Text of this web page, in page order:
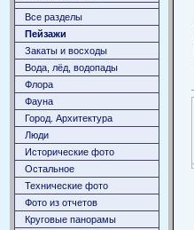
Все разделы
Пейзажи
Закаты и восходы
Вода, лёд, водопады
Флора
Фауна
Город. Архитектура
Люди
Исторические фото
Остальное
Технические фото
Фото из отчетов
Круговые панорамы